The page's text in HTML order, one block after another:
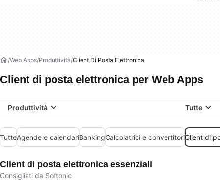
Web Apps Produttività Client Di Posta Elettronica
Client di posta elettronica per Web Apps
Produttività Tutte
TutteAgende e calendariBankingCalcolatrici e convertitoriClient di
Client di posta elettronica essenziali
Consigliati da Softonic